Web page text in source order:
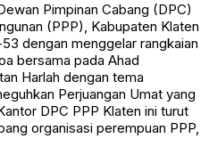
Pimpinan Cabang (DPC)
(PPP), Kabupaten Klaten
dengan menggelar rangkaian
bersama pada Ahad
Harlah dengan tema
Perjuangan Umat yang
DPC PPP Klaten ini turut
organisasi perempuan PPP,